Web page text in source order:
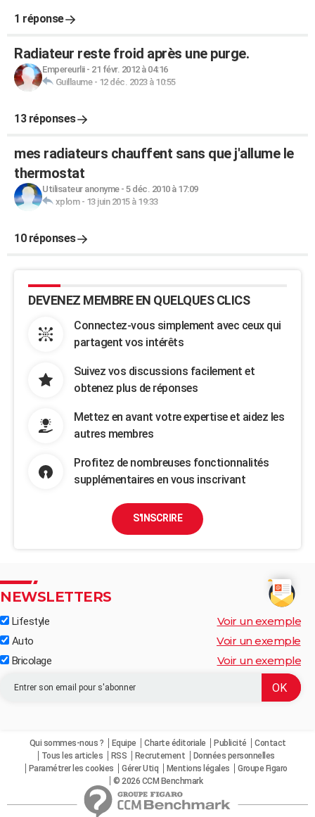
1 réponse
Radiateur reste froid après une purge.
Empereurlii- 21 févr. 2012 à 04:16
Guillaume- 12 déc. 2023 à 10:55
13 réponses
mes radiateurs chauffent sans que j'allume le
thermostat
Utilisateur anonyme- 5 déc. 2010 à 17:09
xplom- 13 juin 2015 à 19:33
10 réponses
DEVENEZ MEMBRE EN QUELQUES CLICS
Connectez-vous simplement avec ceux qui
partagent vos intérêts
Suivez vos discussions facilement et
obtenez plus de réponses
Mettez en avant votre expertise et aidez les
autres membres
Profitez de nombreuses fonctionnalités
supplémentaires en vous inscrivant
S'INSCRIRE
NEWSLETTERS
Lifestyle Voir un exemple
Auto Voir un exemple
Bricolage Voir un exemple
Qui sommes-nous ? Equipe Charte éditoriale Publicité
Contact
Tous les articles
RSS Recrutement
Données personnelles
Paramétrer les cookies
Gérer Utiq Mentions légales
Groupe Figaro
© 2026 CCM Benchmark